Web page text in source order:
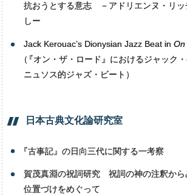
抗おうとする意志 －アドリエンヌ・リッ
しー
Jack Kerouac’s Dionysian Jazz Beat inOn
『オン・ザ・ロード』におけるジャック
ニュソス的ジャズ・ビート）
日本古典文化論研究室
『古事記』の日向三代に関する一考察
賀茂真淵の祝詞研究 祝詞の神の注釈から
位置づけをめぐって